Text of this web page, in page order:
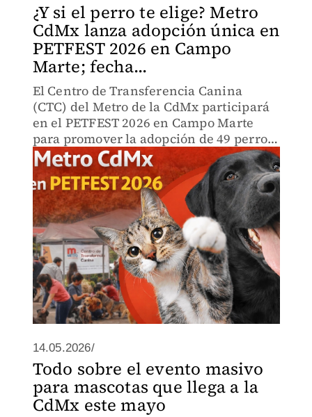
¿Y si el perro te elige? Metro
CdMx lanza adopción única en
PETFEST 2026 en Campo
Marte; fecha...
El Centro de Transferencia Canina
(CTC) del Metro de la CdMx participará
en el PETFEST 2026 en Campo Marte
para promover la adopción de 49 perros
rescatados de las vías.
14.05.2026/
Todo sobre el evento masivo
para mascotas que llega a la
CdMx este mayo